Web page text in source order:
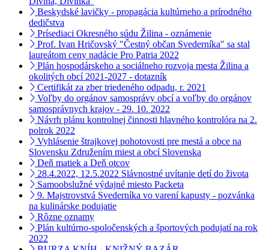
Beskydské lavičky - propagácia kultúrneho a prírodného
dedičstva
Prísediaci Okresného súdu Žilina - oznámenie
Prof. Ivan Hričovský "Čestný občan Svederníka" sa stal
laureátom ceny nadácie Pro Patria 2022
Plán hospodárskeho a sociálneho rozvoja mesta Žilina a
okolitých obcí 2021-2027 - dotazník
Certifikát za zber triedeného odpadu, r. 2021
Voľby do orgánov samosprávy obcí a voľby do orgánov
samosprávnych krajov - 29. 10. 2022
Návrh plánu kontrolnej činnosti hlavného kontrolóra na 2.
polrok 2022
Vyhlásenie štrajkovej pohotovosti pre mestá a obce na
Slovensku Združením miest a obcí Slovenska
Deň matiek a Deň otcov
28.4.2022, 12.5.2022 Slávnostné uvítanie detí do života
Samoobslužné výdajné miesto Packeta
9. Majstrovstvá Svederníka vo varení kapusty - pozvánka
na kulinárske podujatie
Rôzne oznamy
Plán kultúrno-spoločenských a športových podujatí na rok
2022